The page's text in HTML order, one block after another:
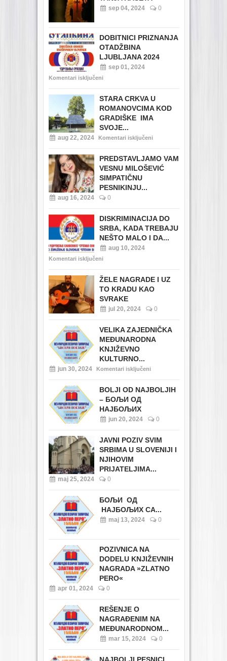
sep 04, 2024 0
DOBITNICI PRIZNANJA
OTADŽBINA
LJUBLJANA 2024
sep 01, 2024
Komentari isključeni
STARA CRKVA U
ROMANOVCIMA KOD
GRADIŠKE IMA
SVOJE...
aug 22, 2024 Komentari isključeni
PREDSTAVLJAMO VAM
VESNU MILOŠEVIĆ
SIMPATIČNU
PESNIKINJU...
aug 16, 2024 0
DISKRIMINACIJA DO
SRBA, KADA TREBAJU
NEŠTO MALO I DA...
aug 10, 2024
Komentari isključeni
ŽELE NAGRADE I UZ
TO KRADU KAO
SVRAKE
jul 20, 2024 0
VELIKA ZAJEDNIČKA
MEĐUNARODNA
KNJIŽEVNO
KULTURNO...
jun 30, 2024 Komentari isključeni
BOLJI OD NAJBOLJIH
– БОЉИ ОД
НАЈБОЉИХ
jun 20, 2024 0
JAVNI POZIV SVIM
SRBIMA U SLOVENIJI I
NJIHOVIM
PRIJATELJIMA...
maj 25, 2024 0
БОЉИ ОД
НАЈБОЉИХ СА...
maj 13, 2024 0
POZIVNICA NA
DODELU KNJIŽEVNIH
NAGRADA »ZLATNO
PERO«
apr 01, 2024 0
REŠENJE O
NAGRAĐENIM NA
MEĐUNARODNOM...
mar 15, 2024 0